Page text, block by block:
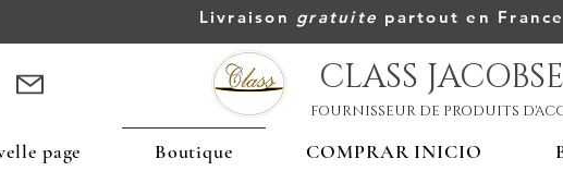
Livraison gratuite partout en France
CLASS
FOURNISSEUR DE PRODUITS
page Boutique COMPRAR INICIO